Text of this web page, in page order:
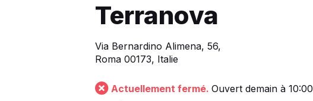
Terranova
Via Bernardino Alimena, 56,
Roma 00173, Italie
Actuellement fermé. Ouvert demain à 10:00